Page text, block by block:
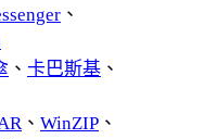
、
、 卡巴斯基 、
、 WinZIP 、